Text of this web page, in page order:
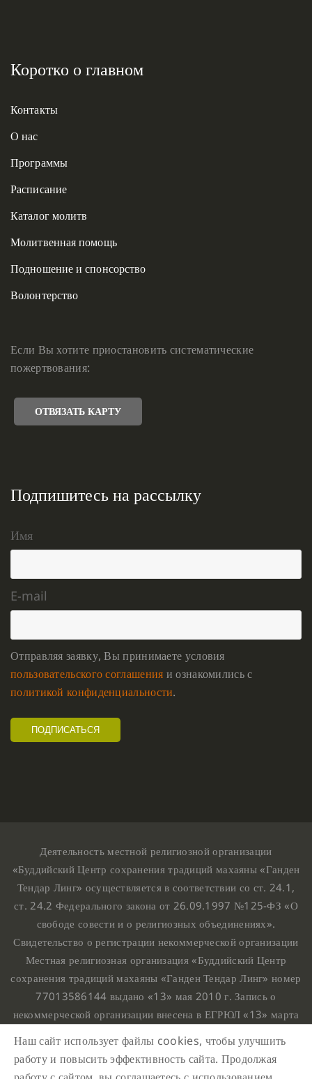
Коротко о главном
Контакты
О нас
Программы
Расписание
Каталог молитв
Молитвенная помощь
Подношение и спонсорство
Волонтерство
Если Вы хотите приостановить систематические
пожертвования:
ОТВЯЗАТЬ КАРТУ
Подпишитесь на рассылку
Имя
E-mail
Отправляя заявку, Вы принимаете условия
пользовательского соглашения и ознакомились с
политикой конфиденциальности.
Деятельность местной религиозной организации
«Буддийский Центр сохранения традиций махаяны «Ганден
Тендар Линг» осуществляется в соответствии со ст. 24.1,
ст. 24.2 Федерального закона от 26.09.1997 №125-ФЗ «О
свободе совести и о религиозных объединениях».
Свидетельство о регистрации некоммерческой организации
Местная религиозная организация «Буддийский Центр
сохранения традиций махаяны «Ганден Тендар Линг» номер
77013586144 выдано «13» мая 2010 г. Запись о
некоммерческой организации внесена в ЕГРЮЛ «13» марта
номером 1107799015708.
Ганден Тендар Линг © 2020 Все права защищены
Наш сайт использует файлы cookies, чтобы улучшить
работу и повысить эффективность сайта. Продолжая